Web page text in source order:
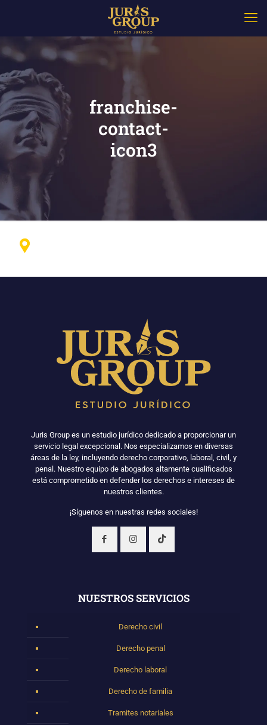
franchise-
contact-
icon3
Juris Group es un estudio jurídico dedicado a proporcionar un
servicio legal excepcional. Nos especializamos en diversas
áreas de la ley, incluyendo derecho corporativo, laboral, civil, y
penal. Nuestro equipo de abogados altamente cualificados
está comprometido en defender los derechos e intereses de
nuestros clientes.
¡Síguenos en nuestras redes sociales!
NUESTROS SERVICIOS
Derecho civil
Derecho penal
Derecho laboral
Derecho de familia
Tramites notariales